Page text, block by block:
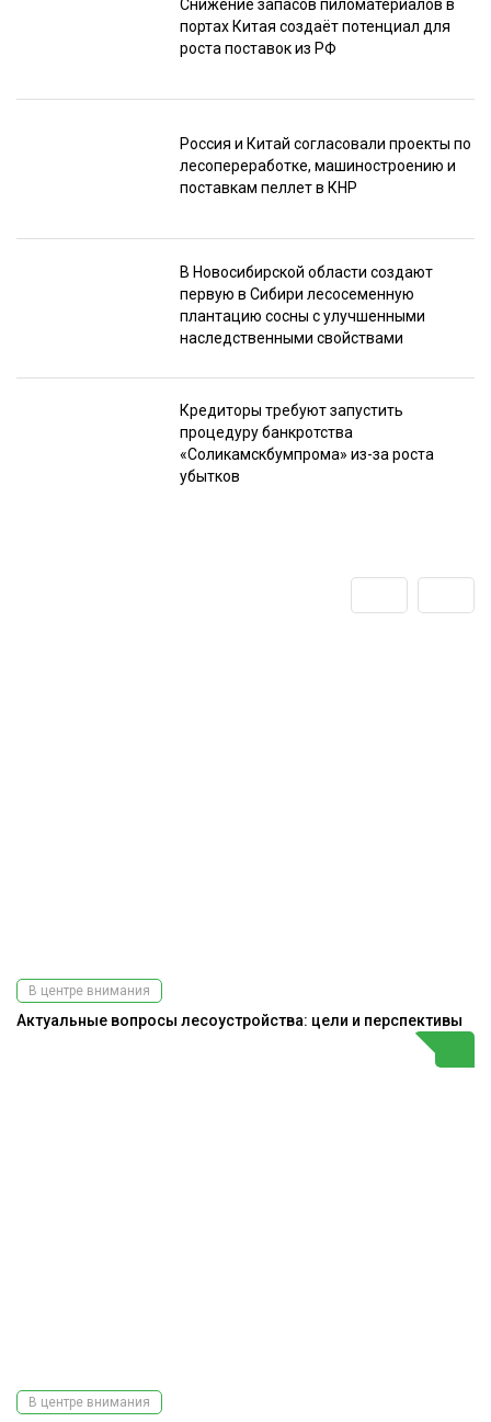
Снижение запасов пиломатериалов в
портах Китая создаёт потенциал для
роста поставок из РФ
Россия и Китай согласовали проекты по
лесопереработке, машиностроению и
поставкам пеллет в КНР
В Новосибирской области создают
первую в Сибири лесосеменную
плантацию сосны с улучшенными
наследственными свойствами
Кредиторы требуют запустить
процедуру банкротства
«Соликамскбумпрома» из-за роста
убытков
В центре внимания
Актуальные вопросы лесоустройства: цели и перспективы
В центре внимания